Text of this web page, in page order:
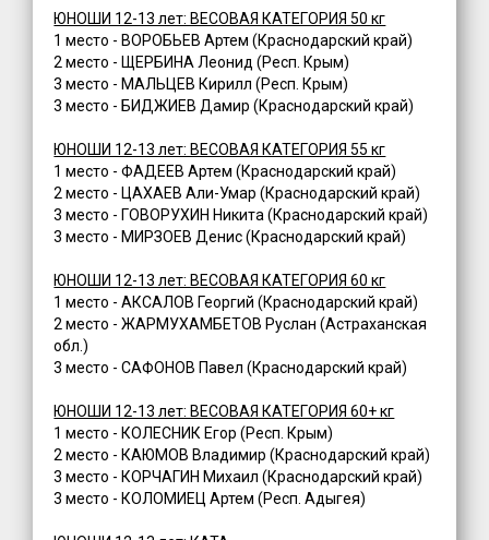
ЮНОШИ 12-13 лет: ВЕСОВАЯ КАТЕГОРИЯ 50 кг
1 место - ВОРОБЬЕВ Артем (Краснодарский край)
2 место - ЩЕРБИНА Леонид (Респ. Крым)
3 место - МАЛЬЦЕВ Кирилл (Респ. Крым)
3 место - БИДЖИЕВ Дамир (Краснодарский край)
ЮНОШИ 12-13 лет: ВЕСОВАЯ КАТЕГОРИЯ 55 кг
1 место - ФАДЕЕВ Артем (Краснодарский край)
2 место - ЦАХАЕВ Али-Умар (Краснодарский край)
3 место - ГОВОРУХИН Никита (Краснодарский край)
3 место - МИРЗОЕВ Денис (Краснодарский край)
ЮНОШИ 12-13 лет: ВЕСОВАЯ КАТЕГОРИЯ 60 кг
1 место - АКСАЛОВ Георгий (Краснодарский край)
2 место - ЖАРМУХАМБЕТОВ Руслан (Астраханская
обл.)
3 место - САФОНОВ Павел (Краснодарский край)
ЮНОШИ 12-13 лет: ВЕСОВАЯ КАТЕГОРИЯ 60+ кг
1 место - КОЛЕСНИК Егор (Респ. Крым)
2 место - КАЮМОВ Владимир (Краснодарский край)
3 место - КОРЧАГИН Михаил (Краснодарский край)
3 место - КОЛОМИЕЦ Артем (Респ. Адыгея)